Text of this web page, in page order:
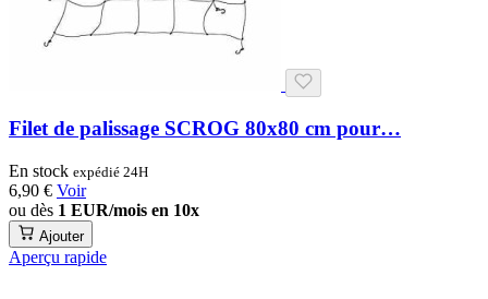
Filet de palissage SCROG 80x80 cm pour…
En stock expédié 24H
6,90 € Voir
ou dès 1 EUR/mois en 10x
Ajouter
Aperçu rapide